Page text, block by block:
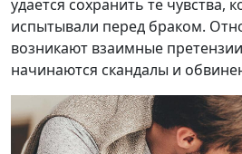
удается сохранить те чувства,
испытывали перед браком.
возникают взаимные
начинаются скандалы и